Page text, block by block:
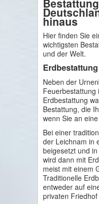
hinaus
Hier finden Sie
wichtigsten
und der Welt.
Erdbestattung
Neben der
Feuerbestattung
Erdbestattung
Bestattung, die
wenn Sie an
Bei einer
der Leichnam in
beigesetzt und
wird dann mit
meist mit einem
Traditionelle
entweder auf
privaten